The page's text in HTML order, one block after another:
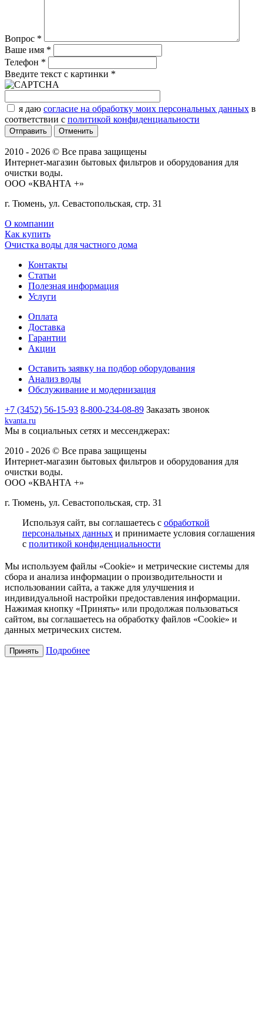
Вопрос *
Ваше имя *
Телефон *
Введите текст с картинки *
я даю согласие на обработку моих персональных данных в
соответствии с политикой конфиденциальности
Отменить
2010 - 2026 © Все права защищены
Интернет-магазин бытовых фильтров и оборудования для
очистки воды.
ООО «КВАНТА +»
г. Тюмень, ул. Севастопольская, стр. 31
О компании
Как купить
Очистка воды для частного дома
Контакты
Статьи
Полезная информация
Услуги
Оплата
Доставка
Гарантии
Акции
Оставить заявку на подбор оборудования
Анализ воды
Обслуживание и модернизация
+7 (3452) 56-15-93 8-800-234-08-89 Заказать звонок
kvanta.ru
Мы в социальных сетях и мессенджерах:
2010 - 2026 © Все права защищены
Интернет-магазин бытовых фильтров и оборудования для
очистки воды.
ООО «КВАНТА +»
г. Тюмень, ул. Севастопольская, стр. 31
Используя сайт, вы соглашаетесь с обработкой
персональных данных и принимаете условия соглашения
с политикой конфиденциальности
Мы используем файлы «Cookie» и метрические системы для
сбора и анализа информации о производительности и
использовании сайта, а также для улучшения и
индивидуальной настройки предоставления информации.
Нажимая кнопку «Принять» или продолжая пользоваться
сайтом, вы соглашаетесь на обработку файлов «Cookie» и
данных метрических систем.
Принять Подробнее